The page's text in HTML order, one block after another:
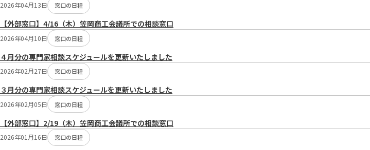
2026年04月13日 窓口の日程
【外部窓口】4/16（木）笠岡商工会議所での相談窓口
2026年04月10日 窓口の日程
４月分の専門家相談スケジュールを更新いたしました
2026年02月27日 窓口の日程
３月分の専門家相談スケジュールを更新いたしました
2026年02月05日 窓口の日程
【外部窓口】2/19（木）笠岡商工会議所での相談窓口
2026年01月16日 窓口の日程